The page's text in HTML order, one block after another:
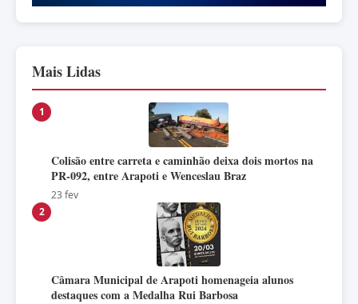
Mais Lidas
1
Colisão entre carreta e caminhão deixa dois mortos na
PR-092, entre Arapoti e Wenceslau Braz
23 fev
2
Câmara Municipal de Arapoti homenageia alunos
destaques com a Medalha Rui Barbosa